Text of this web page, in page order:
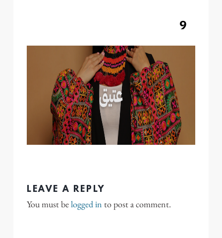
9
LEAVE A REPLY
You must belogged in to post a comment.